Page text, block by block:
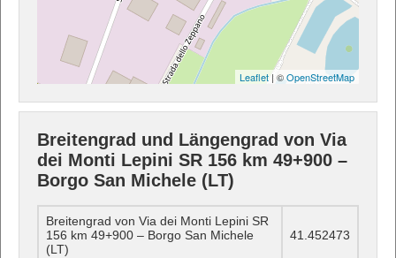
Leaflet| ©OpenStreetMap
Breitengrad und Längengrad von Via
dei Monti Lepini SR 156 km 49+900 –
Borgo San Michele (LT)
Breitengrad von Via dei Monti Lepini SR
156 km 49+900 – Borgo San Michele
(LT)
41.452473